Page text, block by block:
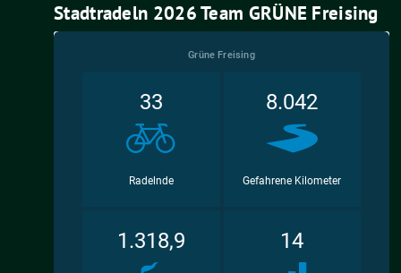
Stadtradeln 2026 Team GRÜNE Freising